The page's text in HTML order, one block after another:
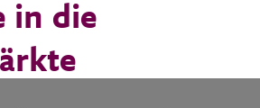
in die